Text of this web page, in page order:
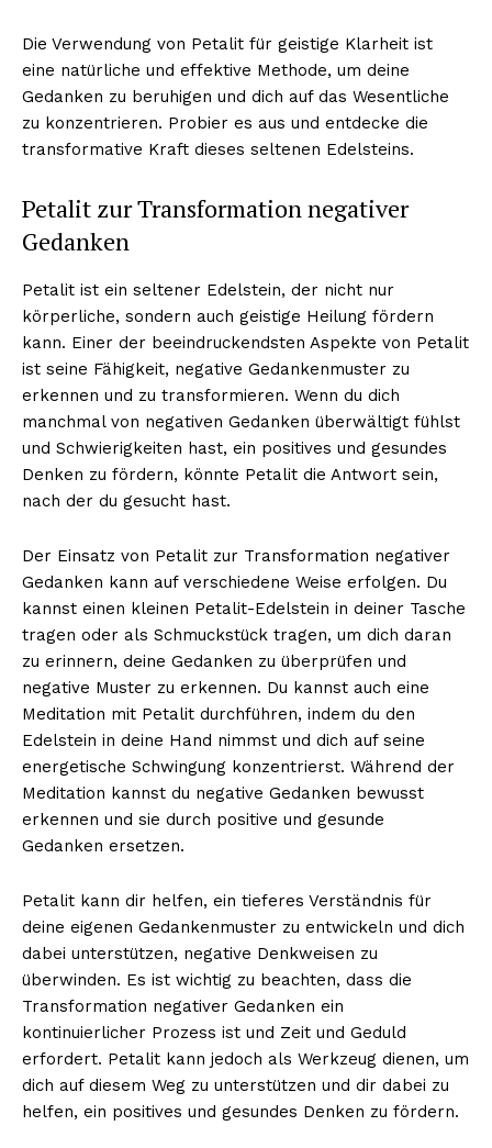
NEWSLETTER ABONNIEREN
Inhalte
Die Verwendung von Petalit für geistige Klarheit ist
eine natürliche und effektive Methode, um deine
Gedanken zu beruhigen und dich auf das Wesentliche
zu konzentrieren. Probier es aus und entdecke die
transformative Kraft dieses seltenen Edelsteins.
Petalit zur Transformation negativer
Gedanken
Petalit ist ein seltener Edelstein, der nicht nur
körperliche, sondern auch geistige Heilung fördern
kann. Einer der beeindruckendsten Aspekte von Petalit
ist seine Fähigkeit, negative Gedankenmuster zu
erkennen und zu transformieren. Wenn du dich
manchmal von negativen Gedanken überwältigt fühlst
und Schwierigkeiten hast, ein positives und gesundes
Denken zu fördern, könnte Petalit die Antwort sein,
nach der du gesucht hast.
Der Einsatz von Petalit zur Transformation negativer
Gedanken kann auf verschiedene Weise erfolgen. Du
kannst einen kleinen Petalit-Edelstein in deiner Tasche
tragen oder als Schmuckstück tragen, um dich daran
zu erinnern, deine Gedanken zu überprüfen und
negative Muster zu erkennen. Du kannst auch eine
Meditation mit Petalit durchführen, indem du den
Edelstein in deine Hand nimmst und dich auf seine
energetische Schwingung konzentrierst. Während der
Meditation kannst du negative Gedanken bewusst
erkennen und sie durch positive und gesunde
Gedanken ersetzen.
Petalit kann dir helfen, ein tieferes Verständnis für
deine eigenen Gedankenmuster zu entwickeln und dich
dabei unterstützen, negative Denkweisen zu
überwinden. Es ist wichtig zu beachten, dass die
Transformation negativer Gedanken ein
kontinuierlicher Prozess ist und Zeit und Geduld
erfordert. Petalit kann jedoch als Werkzeug dienen, um
dich auf diesem Weg zu unterstützen und dir dabei zu
helfen, ein positives und gesundes Denken zu fördern.